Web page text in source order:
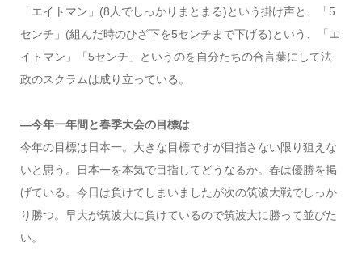
「エイトマン」(8人でしっかりまとまる)という掛け声と、「5
センチ」(組んだ時のひざ下を5センチまで下げる)という、「エ
イトマン」「5センチ」というのを自分たちの合言葉にして法
政のスクラムは成り立っている。
—今年一年間と春季大会の目標は
今年の目標は日本一。大きな目標ですが目指さない限り狙えな
いと思う。日本一を本気で目指してどうなるか。春は優勝を掲
げている。今日は負けてしまいましたが次の筑波大戦でしっか
り勝つ。早大が筑波大に負けているので筑波大に勝って並びた
い。